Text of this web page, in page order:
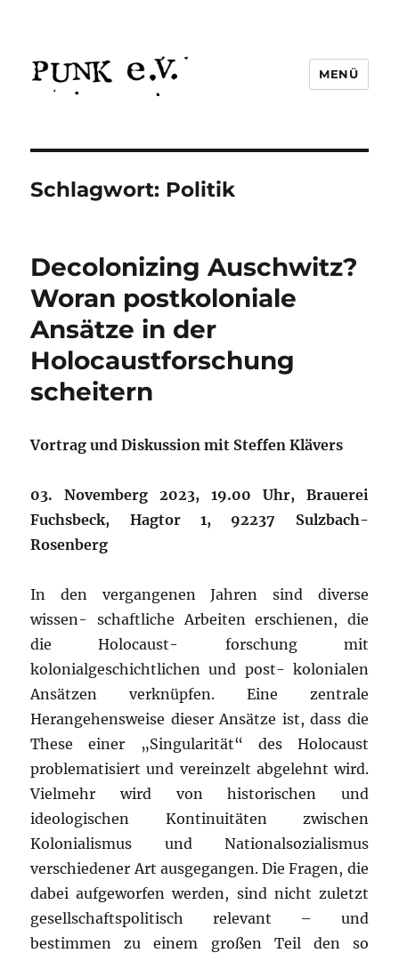
MENÜ
Schlagwort: Politik
Decolonizing Auschwitz?
Woran postkoloniale
Ansätze in der
Holocaustforschung
scheitern
Vortrag und Diskussion mit Steffen Klävers
03. Novemberg 2023, 19.00 Uhr, Brauerei
Fuchsbeck, Hagtor 1, 92237 Sulzbach-
Rosenberg
In den vergangenen Jahren sind diverse
wissen- schaftliche Arbeiten erschienen, die
die Holocaust- forschung mit
kolonialgeschichtlichen und post- kolonialen
Ansätzen verknüpfen. Eine zentrale
Herangehensweise dieser Ansätze ist, dass die
These einer „Singularität“ des Holocaust
problematisiert und vereinzelt abgelehnt wird.
Vielmehr wird von historischen und
ideologischen Kontinuitäten zwischen
Kolonialismus und Nationalsozialismus
verschiedener Art ausgegangen. Die Fragen, die
dabei aufgeworfen werden, sind nicht zuletzt
gesellschaftspolitisch relevant – und
bestimmen zu einem großen Teil den so